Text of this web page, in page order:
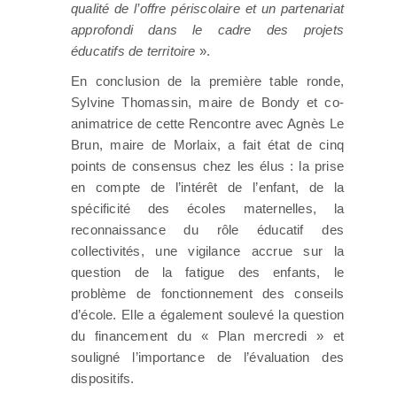
qualité de l’offre périscolaire et un partenariat
approfondi dans le cadre des projets
éducatifs de territoire ».
En conclusion de la première table ronde,
Sylvine Thomassin, maire de Bondy et co-
animatrice de cette Rencontre avec Agnès Le
Brun, maire de Morlaix, a fait état de cinq
points de consensus chez les élus : la prise
en compte de l’intérêt de l’enfant, de la
spécificité des écoles maternelles, la
reconnaissance du rôle éducatif des
collectivités, une vigilance accrue sur la
question de la fatigue des enfants, le
problème de fonctionnement des conseils
d’école. Elle a également soulevé la question
du financement du « Plan mercredi » et
souligné l’importance de l’évaluation des
dispositifs.